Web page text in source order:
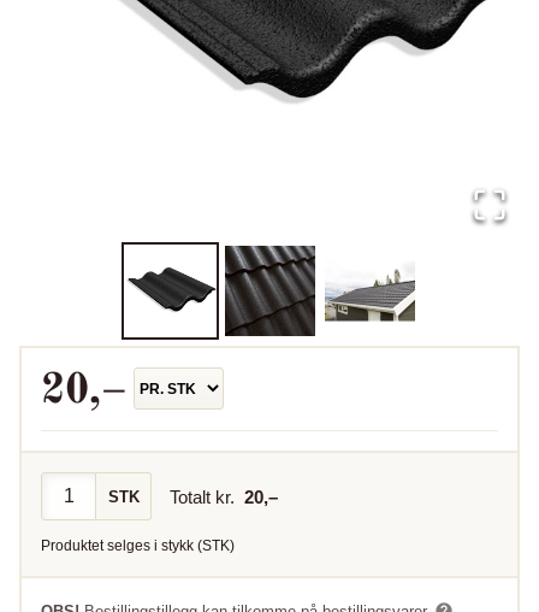
20,–
STK Totalt kr. 20,–
Produktet selges i stykk (STK)